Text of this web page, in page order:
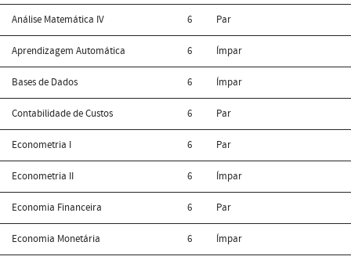
Análise Matemática IV 6 Par
Aprendizagem Automática 6 Ímpar
Bases de Dados 6 Ímpar
Contabilidade de Custos 6 Par
Econometria I 6 Par
Econometria II 6 Ímpar
Economia Financeira 6 Par
Economia Monetária 6 Ímpar